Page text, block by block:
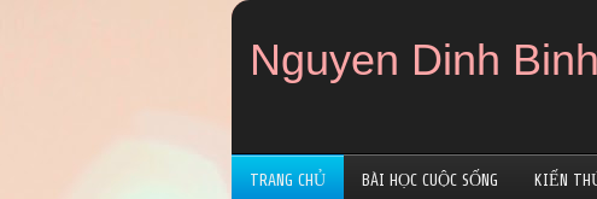
Nguyen Dinh Binh
TRANG CHỦ BÀI HỌC CUỘC SỐNG KIẾN